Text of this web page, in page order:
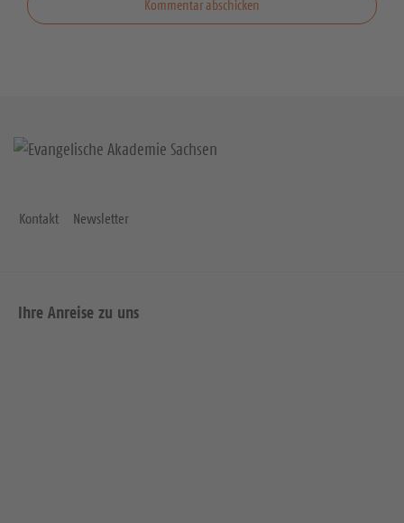
Kontakt Newsletter
Ihre Anreise zu uns